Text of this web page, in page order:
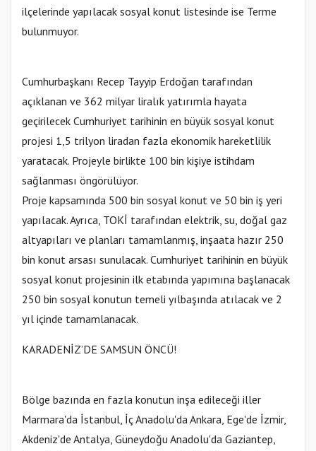
ilçelerinde yapılacak sosyal konut listesinde ise Terme
bulunmuyor.
Cumhurbaşkanı Recep Tayyip Erdoğan tarafından
açıklanan ve 362 milyar liralık yatırımla hayata
geçirilecek Cumhuriyet tarihinin en büyük sosyal konut
projesi 1,5 trilyon liradan fazla ekonomik hareketlilik
yaratacak. Projeyle birlikte 100 bin kişiye istihdam
sağlanması öngörülüyor.
Proje kapsamında 500 bin sosyal konut ve 50 bin iş yeri
yapılacak. Ayrıca, TOKİ tarafından elektrik, su, doğal gaz
altyapıları ve planları tamamlanmış, inşaata hazır 250
bin konut arsası sunulacak. Cumhuriyet tarihinin en büyük
sosyal konut projesinin ilk etabında yapımına başlanacak
250 bin sosyal konutun temeli yılbaşında atılacak ve 2
yıl içinde tamamlanacak.
KARADENİZ’DE SAMSUN ÖNCÜ!
Bölge bazında en fazla konutun inşa edileceği iller
Marmara'da İstanbul, İç Anadolu'da Ankara, Ege'de İzmir,
Akdeniz'de Antalya, Güneydoğu Anadolu'da Gaziantep,